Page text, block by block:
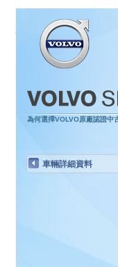
為何選擇VOLVO原廠認證中
車輛詳細資料